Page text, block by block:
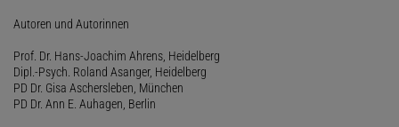
Autoren und Autorinnen
Prof. Dr. Hans-Joachim Ahrens, Heidelberg
Dipl.-Psych. Roland Asanger, Heidelberg
PD Dr. Gisa Aschersleben, München
PD Dr. Ann E. Auhagen, Berlin